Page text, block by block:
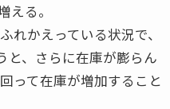
える。
れかえっている状況で、
と、さらに在庫が膨らん
って在庫が増加すること